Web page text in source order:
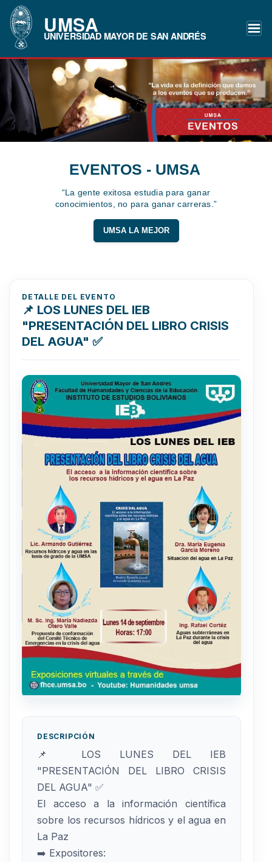
UMSA
UNIVERSIDAD MAYOR DE SAN ANDRÉS
EVENTOS - UMSA
“La gente exitosa estudia para ganar
conocimientos, no para ganar carreras.”
UMSA LA MEJOR
DETALLE DEL EVENTO
📌 LOS LUNES DEL IEB
"PRESENTACIÓN DEL LIBRO CRISIS
DEL AGUA" ✅
DESCRIPCIÓN
📌 LOS LUNES DEL IEB
"PRESENTACIÓN DEL LIBRO CRISIS
DEL AGUA" ✅
El acceso a la información científica
sobre los recursos hídricos y el agua en
La Paz
➡️ Expositores: